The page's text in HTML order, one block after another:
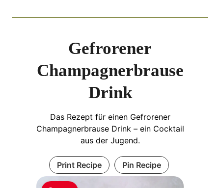
Gefrorener
Champagnerbrause
Drink
Das Rezept für einen Gefrorener
Champagnerbrause Drink – ein Cocktail
aus der Jugend.
Print Recipe Pin Recipe